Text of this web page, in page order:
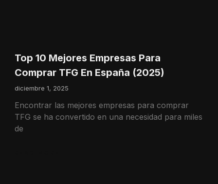
Top 10 Mejores Empresas Para
Comprar TFG En España (2025)
diciembre 1, 2025
Encontrar las mejores empresas para comprar
TFG se ha convertido en una necesidad para miles
de